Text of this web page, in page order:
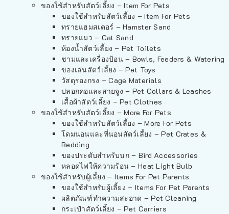
ของใช้สำหรับสัตว์เลี้ยง – Item For Pets
ของใช้สำหรับสัตว์เลี้ยง – Item For Pets
ทรายแฮมสเตอร์ – Hamster Sand
ทรายแมว – Cat Sand
ห้องน้ำสัตว์เลี้ยง – Pet Toilets
ชามและเครื่องป้อน – Bowls, Feeders & Watering
ของเล่นสัตว์เลี้ยง – Pet Toys
วัสดุรองกรง – Cage Materials
ปลอกคอและสายจูง – Pet Collars & Leashes
เสื้อผ้าสัตว์เลี้ยง – Pet Clothes
ของใช้สำหรับสัตว์เลี้ยง – More For Pets
ของใช้สำหรับสัตว์เลี้ยง – More For Pets
โดมนอนและที่นอนสัตว์เลี้ยง – Pet Crates &
Bedding
ของประดับสำหรับนก – Bird Accessories
หลอดไฟให้ความร้อน – Heat Light Bulb
ของใช้สำหรับผู้เลี้ยง – Items For Pet Parents
ของใช้สำหรับผู้เลี้ยง – Items For Pet Parents
ผลิตภัณฑ์ทำความสะอาด – Pet Cleaning
กระเป๋าสัตว์เลี้ยง – Pet Carriers